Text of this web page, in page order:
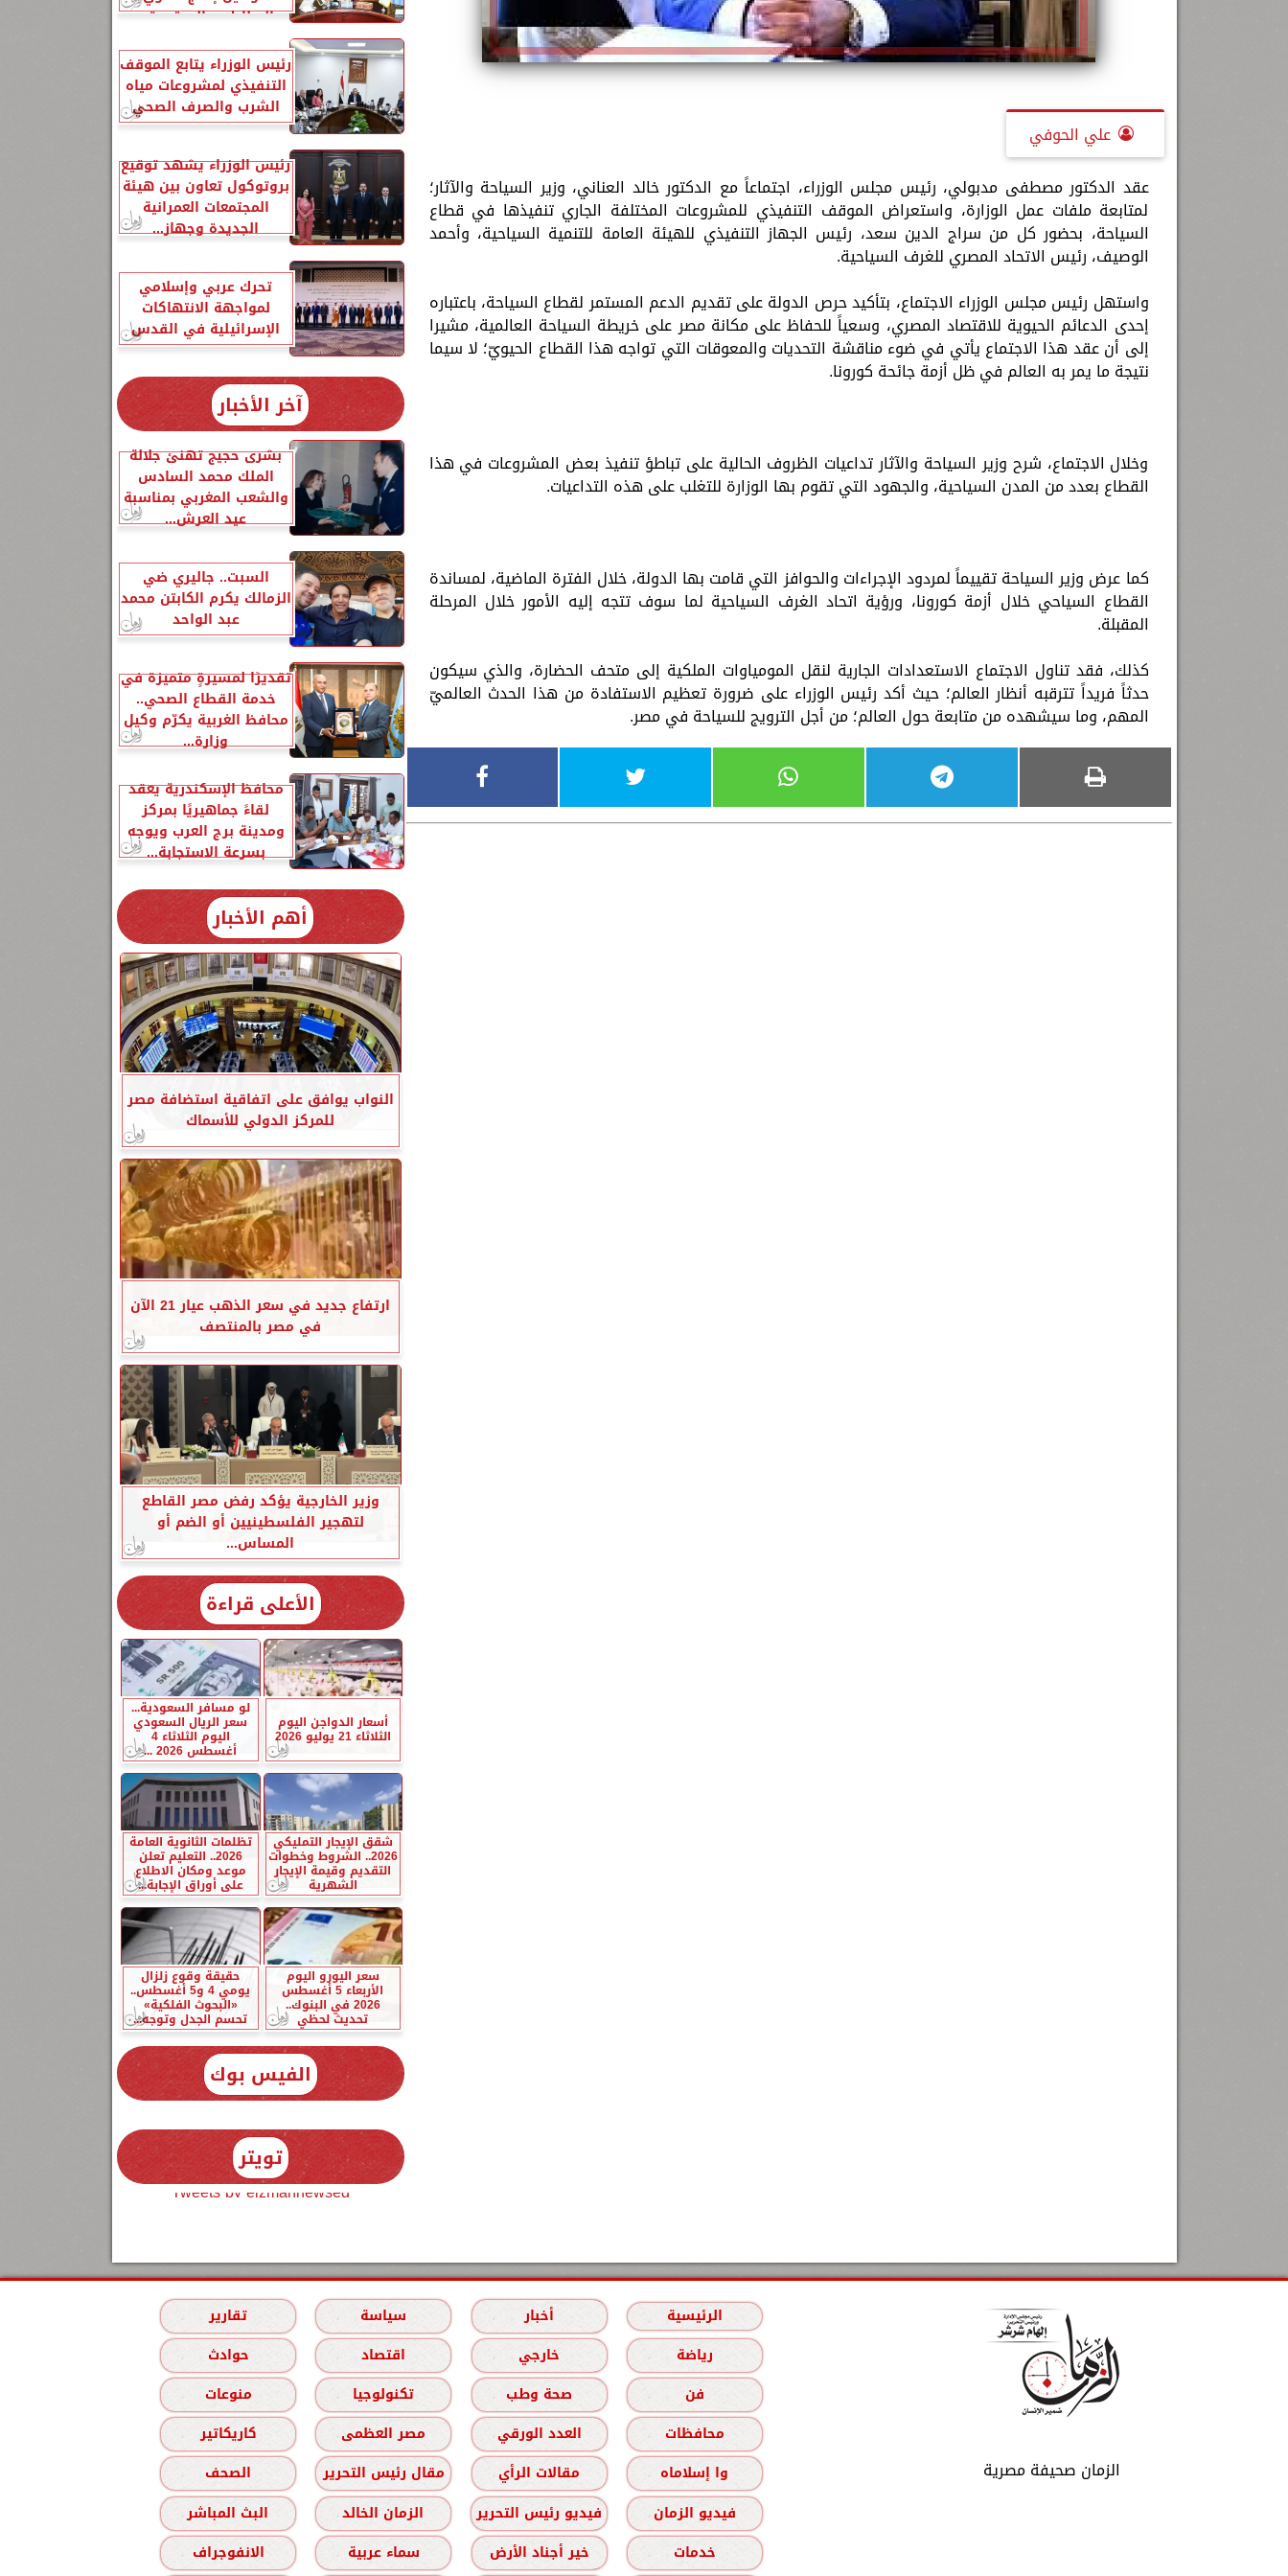
علي الحوفي
عقد الدكتور مصطفى مدبولي، رئيس مجلس الوزراء، اجتماعاً مع الدكتور خالد العناني، وزير السياحة والآثار؛
لمتابعة ملفات عمل الوزارة، واستعراض الموقف التنفيذي للمشروعات المختلفة الجاري تنفيذها في قطاع
السياحة، بحضور كل من سراج الدين سعد، رئيس الجهاز التنفيذي للهيئة العامة للتنمية السياحية، وأحمد
الوصيف، رئيس الاتحاد المصري للغرف السياحية.
واستهل رئيس مجلس الوزراء الاجتماع، بتأكيد حرص الدولة على تقديم الدعم المستمر لقطاع السياحة، باعتباره
إحدى الدعائم الحيوية للاقتصاد المصري، وسعياً للحفاظ على مكانة مصر على خريطة السياحة العالمية، مشيرا
إلى أن عقد هذا الاجتماع يأتي في ضوء مناقشة التحديات والمعوقات التي تواجه هذا القطاع الحيويّ؛ لا سيما
نتيجة ما يمر به العالم في ظل أزمة جائحة كورونا.
وخلال الاجتماع، شرح وزير السياحة والآثار تداعيات الظروف الحالية على تباطؤ تنفيذ بعض المشروعات في هذا
القطاع بعدد من المدن السياحية، والجهود التي تقوم بها الوزارة للتغلب على هذه التداعيات.
كما عرض وزير السياحة تقييماً لمردود الإجراءات والحوافز التي قامت بها الدولة، خلال الفترة الماضية، لمساندة
القطاع السياحي خلال أزمة كورونا، ورؤية اتحاد الغرف السياحية لما سوف تتجه إليه الأمور خلال المرحلة
المقبلة.
كذلك، فقد تناول الاجتماع الاستعدادات الجارية لنقل المومياوات الملكية إلى متحف الحضارة، والذي سيكون
حدثاً فريداً تترقبه أنظار العالم؛ حيث أكد رئيس الوزراء على ضرورة تعظيم الاستفادة من هذا الحدث العالميّ
المهم، وما سيشهده من متابعة حول العالم؛ من أجل الترويج للسياحة في مصر.
البطاطس المعتمدة...
رئيس الوزراء يتابع الموقف
التنفيذي لمشروعات مياه
الشرب والصرف الصحي
رئيس الوزراء يشهد توقيع
بروتوكول تعاون بين هيئة
المجتمعات العمرانية
الجديدة وجهاز...
تحرك عربي وإسلامي
لمواجهة الانتهاكات
الإسرائيلية في القدس
آخر الأخبار
بشرى حجيج تهنئ جلالة
الملك محمد السادس
والشعب المغربي بمناسبة
عيد العرش...
السبت.. جاليري ضي
الزمالك يكرم الكابتن محمد
عبد الواحد
تقديرًا لمسيرةٍ متميزة في
خدمة القطاع الصحي..
محافظ الغربية يكرّم وكيل
وزارة...
محافظ الإسكندرية يعقد
لقاءً جماهيريًا بمركز
ومدينة برج العرب ويوجه
بسرعة الاستجابة...
أهم الأخبار
النواب يوافق على اتفاقية استضافة مصر
للمركز الدولي للأسماك
ارتفاع جديد في سعر الذهب عيار 21 الآن
في مصر بالمنتصف
وزير الخارجية يؤكد رفض مصر القاطع
لتهجير الفلسطينيين أو الضم أو
المساس...
الأعلى قراءة
أسعار الدواجن اليوم
الثلاثاء 21 يوليو 2026
لو مسافر السعودية...
سعر الريال السعودي
اليوم الثلاثاء 4
أغسطس 2026 ...
شقق الإيجار التمليكي
2026.. الشروط وخطوات
التقديم وقيمة الإيجار
الشهرية
تظلمات الثانوية العامة
2026.. التعليم تعلن
موعد ومكان الاطلاع
على أوراق الإجابة...
سعر اليورو اليوم
الأربعاء 5 أغسطس
2026 في البنوك..
تحديث لحظي
حقيقة وقوع زلزال
يومي 4 و5 أغسطس..
«البحوث الفلكية»
تحسم الجدل وتوجه...
الفيس بوك
تويتر
Tweets by elzmannewseg
الزمان صحيفة مصرية
الرئيسية أخبار سياسة
تقارير
رياضة
خارجي اقتصاد
حوادث
فن
صحة وطب تكنولوجيا
منوعات
محافظات
العدد الورقي مصر العظمى
كاريكاتير
وا إسلاماه
مقالات الرأي مقال رئيس التحرير
الصحف
فيديو الزمان
فيديو رئيس التحرير الزمان الخالد
البث المباشر
خدمات
خير أجناد الأرض سماء عربية الانفوجراف